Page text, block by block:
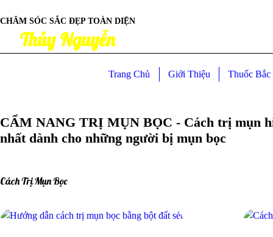
CHĂM SÓC SẮC ĐẸP TOÀN DIỆN
Thủy Nguyễn
Trang Chủ Giới Thiệu Thuốc
CẨM NANG TRỊ MỤN BỌC - Cách trị mụn
nhất dành cho những người bị mụn bọc
Cách Trị Mụn Bọc